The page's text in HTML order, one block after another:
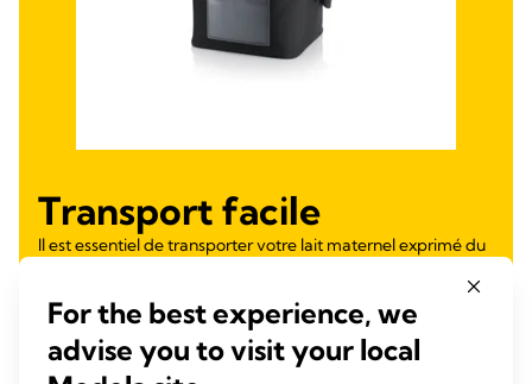
Transport facile
Il est essentiel de transporter votre lait maternel exprimé du
Notre sac isotherme pratique fait le travail sans faute :
For the best experience, we
advise you to visit your local